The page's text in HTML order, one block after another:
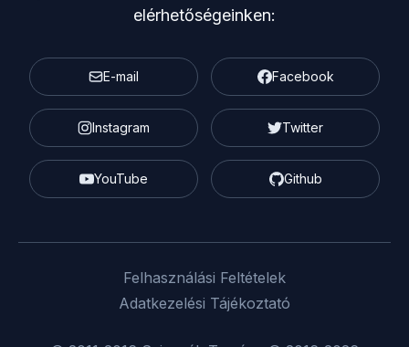
elérhetőségeinken:
E-mail Facebook
Instagram Twitter
YouTube Github
Felhasználási Feltételek
Adatkezelési Tájékoztató